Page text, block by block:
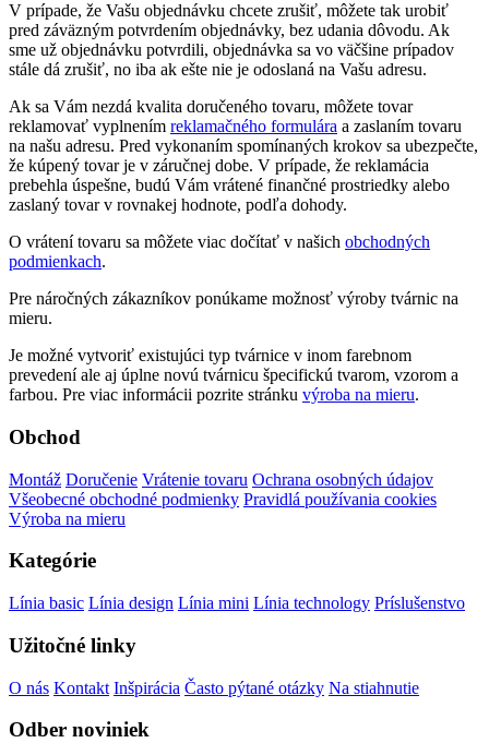
V prípade, že Vašu objednávku chcete zrušiť, môžete tak urobiť
pred záväzným potvrdením objednávky, bez udania dôvodu. Ak
sme už objednávku potvrdili, objednávka sa vo väčšine prípadov
stále dá zrušiť, no iba ak ešte nie je odoslaná na Vašu adresu.
Ak sa Vám nezdá kvalita doručeného tovaru, môžete tovar
reklamovať vyplnením reklamačného formulára a zaslaním tovaru
na našu adresu. Pred vykonaním spomínaných krokov sa ubezpečte,
že kúpený tovar je v záručnej dobe. V prípade, že reklamácia
prebehla úspešne, budú Vám vrátené finančné prostriedky alebo
zaslaný tovar v rovnakej hodnote, podľa dohody.
O vrátení tovaru sa môžete viac dočítať v našich obchodných
podmienkach.
Pre náročných zákazníkov ponúkame možnosť výroby tvárnic na
mieru.
Je možné vytvoriť existujúci typ tvárnice v inom farebnom
prevedení ale aj úplne novú tvárnicu špecifickú tvarom, vzorom a
farbou. Pre viac informácii pozrite stránku výroba na mieru.
Obchod
Montáž Doručenie Vrátenie tovaru Ochrana osobných údajov
Všeobecné obchodné podmienky Pravidlá používania cookies
Výroba na mieru
Kategórie
Línia basic Línia design Línia mini Línia technology Príslušenstvo
Užitočné linky
O nás Kontakt Inšpirácia Často pýtané otázky Na stiahnutie
Odber noviniek